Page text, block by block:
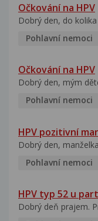
Očkování na HPV
Dobrý den, do
Pohlavní nemoci
Očkování na HPV
Dobrý den, mým
Pohlavní nemoci
HPV pozitivní
Dobrý den,
Pohlavní nemoci
HPV typ 52 u
Dobrý deň prajem.